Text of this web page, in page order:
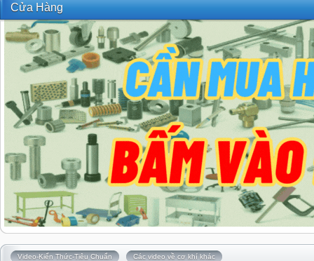
Cửa Hàng
Video-Kiến Thức-Tiêu Chuẩn Các video về cơ khí khác